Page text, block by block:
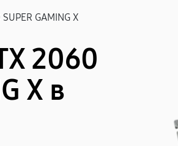
GAMING X
2060
X в